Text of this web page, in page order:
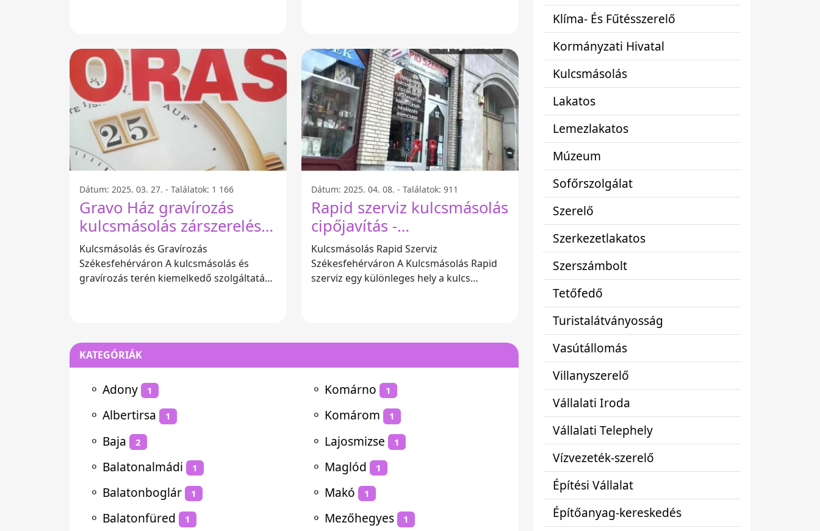
Dátum: 2025. 03. 27. - Találatok: 1 166
Gravo Ház gravírozás
kulcsmásolás zárszerelés
órás - Székesfehérvár
Kulcsmásolás és Gravírozás
Székesfehérváron A kulcsmásolás és
gravírozás terén kiemelkedő szolgáltatást
Dátum: 2025. 04. 08. - Találatok: 911
Rapid szerviz kulcsmásolás
cipőjavítás -
Székesfehérvár
Kulcsmásolás Rapid Szerviz
Székesfehérváron A Kulcsmásolás Rapid
szerviz egy különleges hely a kulcs
KATEGÓRIÁK
⚬ Adony 1
⚬ Albertirsa 1
⚬ Baja 2
⚬ Balatonalmádi 1
⚬ Balatonboglár 1
⚬ Balatonfüred 1
⚬ Komárno 1
⚬ Komárom 1
⚬ Lajosmizse 1
⚬ Maglód 1
⚬ Makó 1
⚬ Mezőhegyes 1
Klíma- És Fűtésszerelő
Kormányzati Hivatal
Kulcsmásolás
Lakatos
Lemezlakatos
Múzeum
Sofőrszolgálat
Szerelő
Szerkezetlakatos
Szerszámbolt
Tetőfedő
Turistalátványosság
Vasútállomás
Villanyszerelő
Vállalati Iroda
Vállalati Telephely
Vízvezeték-szerelő
Építési Vállalat
Építőanyag-kereskedés